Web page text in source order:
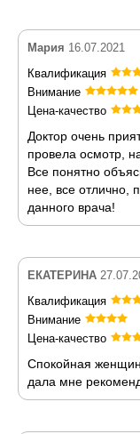
Мария 16.07.2021
Квалификация
Внимание
Цена-качество
Доктор очень
провела осмотр,
Все понятно
нее, все отлично,
данного врача!
ЕКАТЕРИНА
Квалификация
Внимание
Цена-качество
Спокойная
дала мне